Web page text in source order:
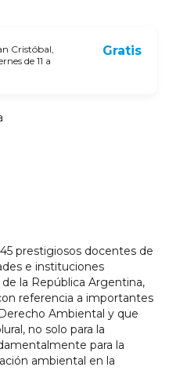
Cristóbal,
de 11 a
Gratis
prestigiosos docentes de
e instituciones
la República Argentina,
referencia a importantes
Ambiental y que
no solo para la
para la
ambiental en la